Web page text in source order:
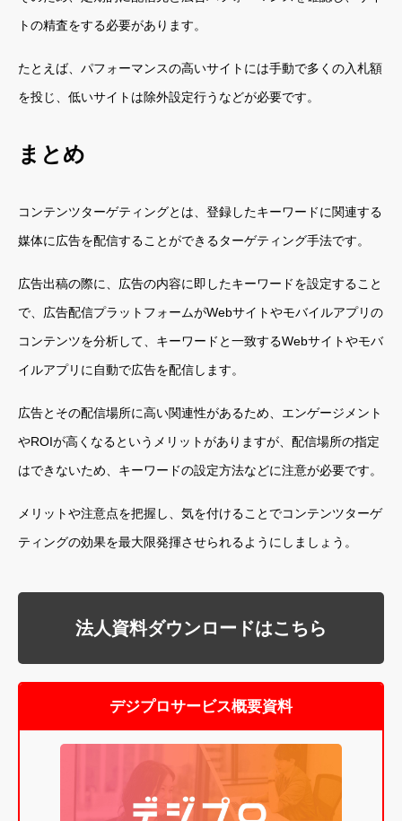
トの精査をする必要があります。
たとえば、パフォーマンスの高いサイトには手動で多くの入札額
を投じ、低いサイトは除外設定行うなどが必要です。
まとめ
コンテンツターゲティングとは、登録したキーワードに関連する
媒体に広告を配信することができるターゲティング手法です。
広告出稿の際に、広告の内容に即したキーワードを設定すること
で、広告配信プラットフォームがWebサイトやモバイルアプリの
コンテンツを分析して、キーワードと一致するWebサイトやモバ
イルアプリに自動で広告を配信します。
広告とその配信場所に高い関連性があるため、エンゲージメント
やROIが高くなるというメリットがありますが、配信場所の指定
はできないため、キーワードの設定方法などに注意が必要です。
メリットや注意点を把握し、気を付けることでコンテンツターゲ
ティングの効果を最大限発揮させられるようにしましょう。
法人資料ダウンロードはこちら
デジプロサービス概要資料